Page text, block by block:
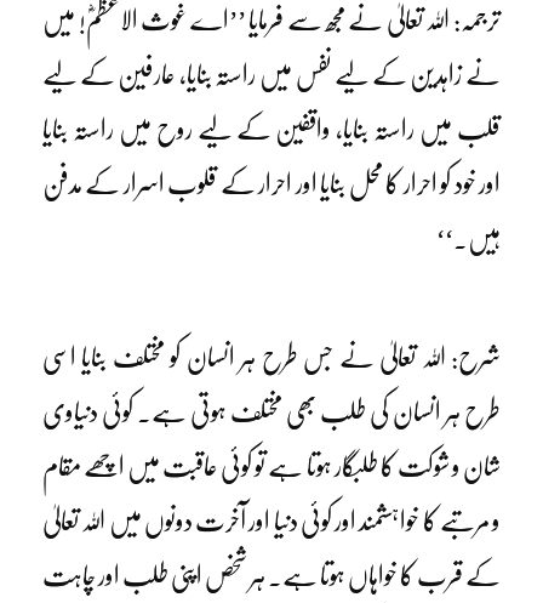
ترجمہ: اللہ تعالیٰ نے مجھ سے فرمایا ’’اے غوث الاعظمؓ! میں
نے زاہدین کے لیے نفس میں راستہ بنایا، عارفین کے لیے
قلب میں راستہ بنایا، واقفین کے لیے روح میں راستہ بنایا
اور خود کو احرار کا محل بنایا اور احرار کے قلوب اسرار کے مدفن
ہیں۔‘‘
شرح: اللہ تعالیٰ نے جس طرح ہر انسان کو مختلف بنایا اسی
طرح ہر انسان کی طلب بھی مختلف ہوتی ہے۔ کوئی دنیاوی
شان و شوکت کا طلبگار ہوتا ہے تو کوئی عاقبت میں اچھے مقام
و مرتبے کا خواہشمند اور کوئی دنیا اور آخرت دونوں میں اللہ تعالیٰ
کے قرب کا خواہاں ہوتا ہے۔ ہر شخص اپنی طلب اور چاہت